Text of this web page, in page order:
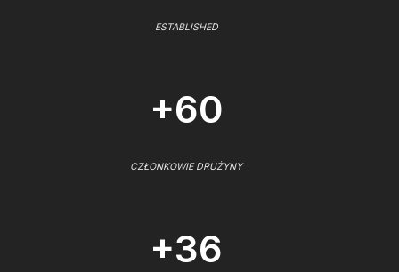
ESTABLISHED
+60
CZŁONKOWIE DRUŻYNY
+36